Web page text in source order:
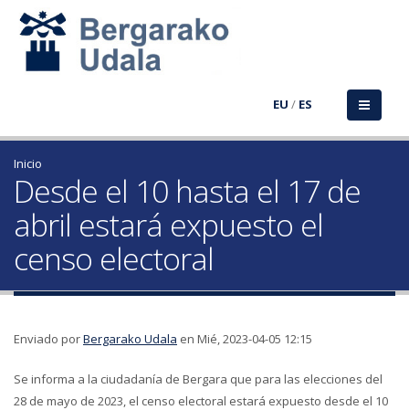
EU / ES
Inicio
Desde el 10 hasta el 17 de
abril estará expuesto el
censo electoral
Enviado porBergarako Udala en Mié, 2023-04-05 12:15
Se informa a la ciudadanía de Bergara que para las elecciones del
28 de mayo de 2023, el censo electoral estará expuesto desde el 10